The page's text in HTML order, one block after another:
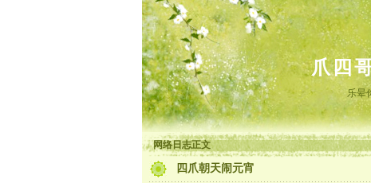
爪四
乐晕
网络日志正文
四爪朝天闹元宵